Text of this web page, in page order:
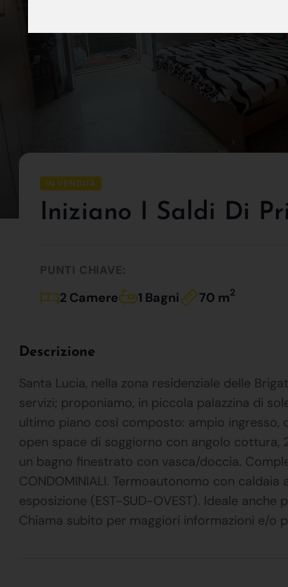
IN VENDITA
Iniziano I Saldi Di
PUNTI CHIAVE:
2 Camere 1 Bagni 70 m2
Descrizione
Santa Lucia, nella zona residenziale delle
servizi; proponiamo, in piccola palazzina di
ultimo piano così composto: ampio
open space di soggiorno con angolo cottura,
un bagno finestrato con vasca/doccia.
CONDOMINIALI. Termoautonomo con
esposizione (EST-SUD-OVEST). Ideale anche
Chiama subito per maggiori informazioni e/o